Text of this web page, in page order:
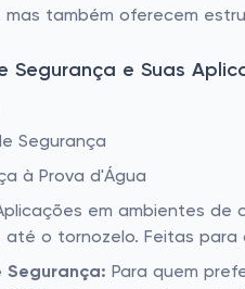
também oferecem
Segurança e Suas
Segurança
à Prova d'Água
em ambientes de
o tornozelo. Feitas para
Segurança: Para quem